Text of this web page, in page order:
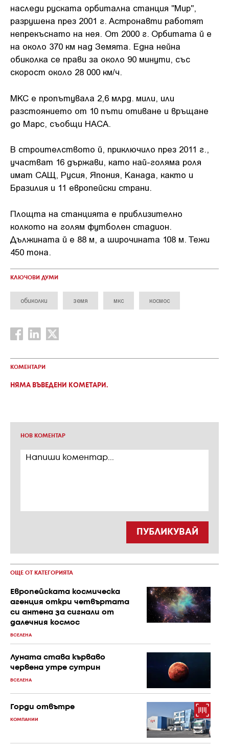
наследи руската орбитална станция "Мир",
разрушена през 2001 г. Астронавти работят
непрекъснато на нея. От 2000 г. Орбитата й е
на около 370 км над Земята. Една нейна
обиколка се прави за около 90 минути, със
скорост около 28 000 км/ч.
МКС е пропътувала 2,6 млрд. мили, или
разстоянието от 10 пъти отиване и връщане
до Марс, съобщи НАСА.
В строителството й, приключило през 2011 г.,
участват 16 държави, като най-голяма роля
имат САЩ, Русия, Япония, Канада, както и
Бразилия и 11 европейски страни.
Площта на станцията е приблизително
колкото на голям футболен стадион.
Дължината й е 88 м, а широчината 108 м. Тежи
450 тона.
КЛЮЧОВИ ДУМИ
обиколки земя мкс космос
КОМЕНТАРИ
НЯМА ВЪВЕДЕНИ КОМЕТАРИ.
НОВ КОМЕНТАР
ПУБЛИКУВАЙ
ОЩЕ ОТ КАТЕГОРИЯТА
Eвропейската космическа
агенция откри четвъртата
си антена за сигнали от
далечния космос
ВСЕЛЕНА
Луната става кърваво
червена утре сутрин
ВСЕЛЕНА
Горди отвътре
КОМПАНИИ